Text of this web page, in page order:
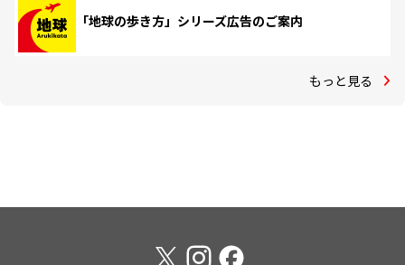
「地球の歩き方」シリーズ広告のご案内
もっと見る